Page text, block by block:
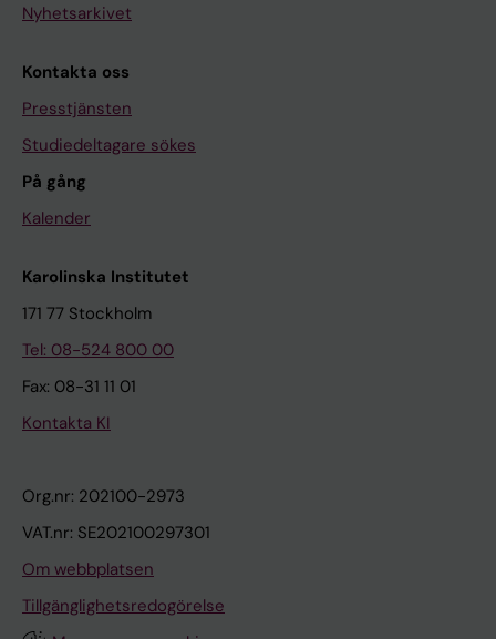
Nyhetsarkivet
Kontakta oss
Presstjänsten
Studiedeltagare sökes
På gång
Kalender
Karolinska Institutet
171 77 Stockholm
Tel: 08-524 800 00
Fax: 08-31 11 01
Kontakta KI
Org.nr: 202100-2973
VAT.nr: SE202100297301
Om webbplatsen
Tillgänglighetsredogörelse